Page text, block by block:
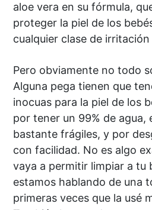
aloe vera en su fórmula,
proteger la piel de los
cualquier clase de
Pero obviamente no todo
Alguna pega tienen que
inocuas para la piel de los
por tener un 99% de agua,
bastante frágiles, y por
con facilidad. No es algo
vaya a permitir limpiar a tu
estamos hablando de una
primeras veces que la usé